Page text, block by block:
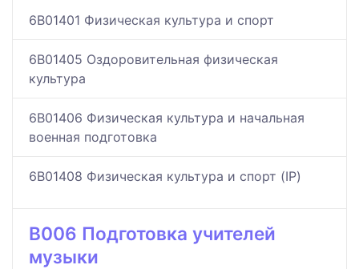
6B01401 Физическая культура и спорт
6B01405 Оздоровительная физическая
культура
6B01406 Физическая культура и начальная
военная подготовка
6B01408 Физическая культура и спорт (IP)
B006 Подготовка учителей
музыки